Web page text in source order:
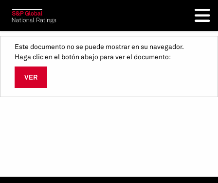
Este documento no se puede mostrar en su navegador.
Haga clic en el botón abajo para ver el documento:
VER